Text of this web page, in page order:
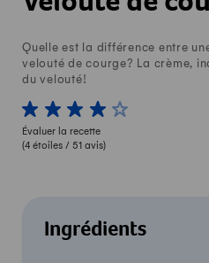
Quelle est la différence entre
velouté de courge? La crème,
du velouté!
1 von 5 étoiles
2 von 5 étoiles
3 von 5 étoiles
4 von 5 étoiles
5 von 5 étoiles
Évaluer la recette
(4 étoiles / 51 avis)
Ingrédients